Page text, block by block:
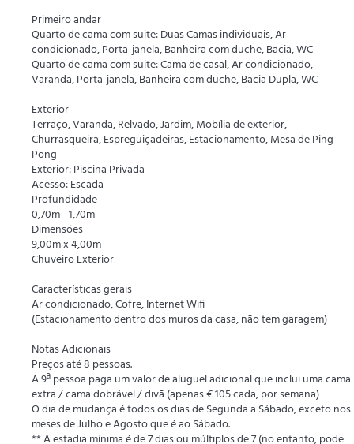
Primeiro andar
Quarto de cama com suite: Duas Camas individuais, Ar
condicionado, Porta-janela, Banheira com duche, Bacia, WC
Quarto de cama com suite: Cama de casal, Ar condicionado,
Varanda, Porta-janela, Banheira com duche, Bacia Dupla, WC
Exterior
Terraço, Varanda, Relvado, Jardim, Mobília de exterior,
Churrasqueira, Espreguiçadeiras, Estacionamento, Mesa de Ping-
Pong
Exterior: Piscina Privada
Acesso: Escada
Profundidade
0,70m - 1,70m
Dimensões
9,00m x 4,00m
Chuveiro Exterior
Características gerais
Ar condicionado, Cofre, Internet Wifi
(Estacionamento dentro dos muros da casa, não tem garagem)
Notas Adicionais
Preços até 8 pessoas.
A 9ª pessoa paga um valor de aluguel adicional que inclui uma cama
extra / cama dobrável / divã (apenas € 105 cada, por semana)
O dia de mudança é todos os dias de Segunda a Sábado, exceto nos
meses de Julho e Agosto que é ao Sábado.
** A estadia mínima é de 7 dias ou múltiplos de 7 (no entanto, pode